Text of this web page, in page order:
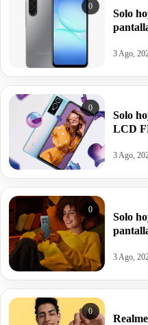
0
Solo
antes
3 Ago,
0
Solo
LCD
92,90€.
3 Ago,
0
Solo
3 Ago,
0